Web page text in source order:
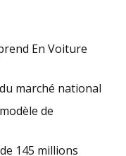
En Voiture
marché national
de
145 millions